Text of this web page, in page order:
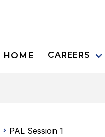
HOME CAREERS
PAL Session 1